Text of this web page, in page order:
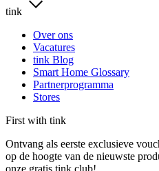
tink
Over ons
Vacatures
tink Blog
Smart Home Glossary
Partnerprogramma
Stores
First with tink
Ontvang als eerste exclusieve
op de hoogte van de nieuwste